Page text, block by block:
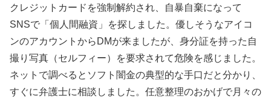
クレジットカードを強制解約され、自暴自棄になって
SNSで「個人間融資」を探しました。優しそうなアイコ
ンのアカウントからDMが来ましたが、身分証を持った自
撮り写真（セルフィー）を要求されて危険を感じました。
ネットで調べるとソフト闇金の典型的な手口だと分かり、
すぐに弁護士に相談しました。任意整理のおかげで月々の